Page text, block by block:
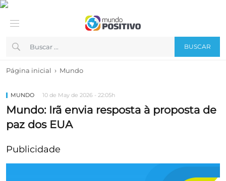
BUSCAR
Página inicial › Mundo
MUNDO 10 de May de 2026 - 22:05h
Mundo: Irã envia resposta à proposta de
paz dos EUA
Publicidade